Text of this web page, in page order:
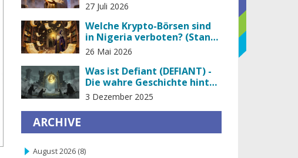
Krypto als Haram erklärt
27 Juli 2026
Welche Krypto-Börsen sind
in Nigeria verboten? (Stand
2026)
26 Mai 2026
Was ist Defiant (DEFIANT) -
Die wahre Geschichte hinter
dem Kryptowährungs-
3 Dezember 2025
ARCHIVE
August 2026 (8)